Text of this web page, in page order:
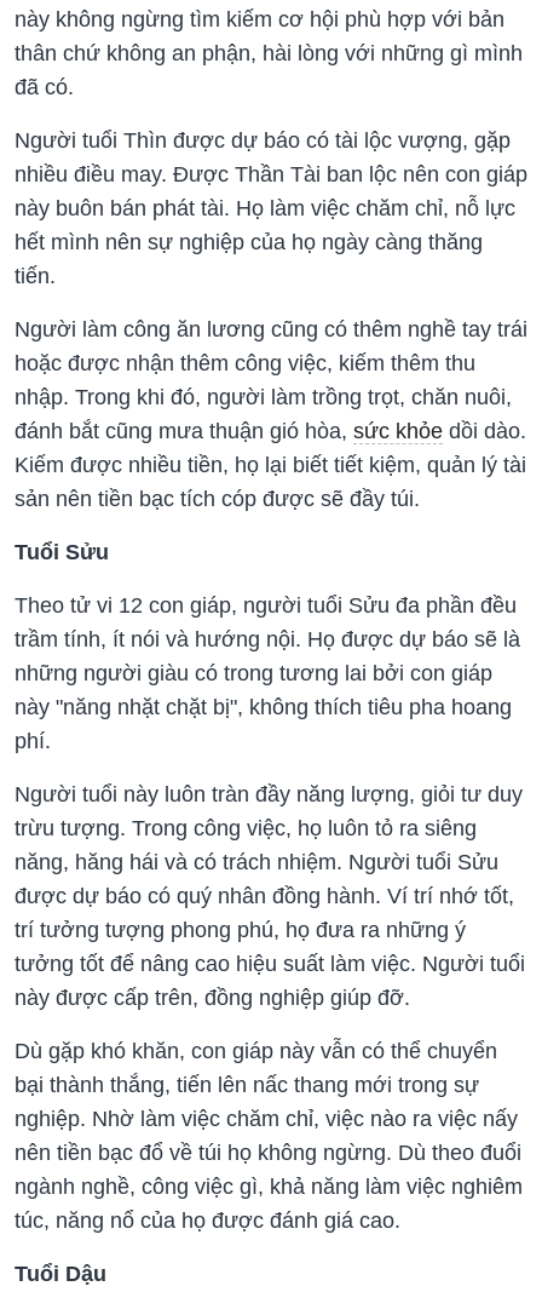
này không ngừng tìm kiếm cơ hội phù hợp với bản
thân chứ không an phận, hài lòng với những gì mình
đã có.
Người tuổi Thìn được dự báo có tài lộc vượng, gặp
nhiều điều may. Được Thần Tài ban lộc nên con giáp
này buôn bán phát tài. Họ làm việc chăm chỉ, nỗ lực
hết mình nên sự nghiệp của họ ngày càng thăng
tiến.
Người làm công ăn lương cũng có thêm nghề tay trái
hoặc được nhận thêm công việc, kiếm thêm thu
nhập. Trong khi đó, người làm trồng trọt, chăn nuôi,
đánh bắt cũng mưa thuận gió hòa, sức khỏe dồi dào.
Kiếm được nhiều tiền, họ lại biết tiết kiệm, quản lý tài
sản nên tiền bạc tích cóp được sẽ đầy túi.
Tuổi Sửu
Theo tử vi 12 con giáp, người tuổi Sửu đa phần đều
trầm tính, ít nói và hướng nội. Họ được dự báo sẽ là
những người giàu có trong tương lai bởi con giáp
này "năng nhặt chặt bị", không thích tiêu pha hoang
phí.
Người tuổi này luôn tràn đầy năng lượng, giỏi tư duy
trừu tượng. Trong công việc, họ luôn tỏ ra siêng
năng, hăng hái và có trách nhiệm. Người tuổi Sửu
được dự báo có quý nhân đồng hành. Ví trí nhớ tốt,
trí tưởng tượng phong phú, họ đưa ra những ý
tưởng tốt để nâng cao hiệu suất làm việc. Người tuổi
này được cấp trên, đồng nghiệp giúp đỡ.
Dù gặp khó khăn, con giáp này vẫn có thể chuyển
bại thành thắng, tiến lên nấc thang mới trong sự
nghiệp. Nhờ làm việc chăm chỉ, việc nào ra việc nấy
nên tiền bạc đổ về túi họ không ngừng. Dù theo đuổi
ngành nghề, công việc gì, khả năng làm việc nghiêm
túc, năng nổ của họ được đánh giá cao.
Tuổi Dậu